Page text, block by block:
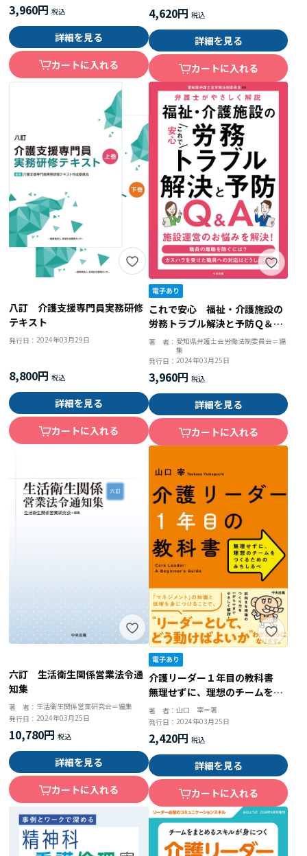
3,960円
詳細を見る
カートに入れる
4,620円
詳細を見る
カートに入れる
八訂 介護支援専門員実務研修
テキスト
発行日：2024年03月29日
8,800円
詳細を見る
カートに入れる
これで安心 福祉・介護施設の
労務トラブル解決と予防Ｑ＆
Ａ 弁護士がやさしく解説
著 者： 愛知県弁護士会労働法制委員会＝編
集
発行日： 2024年03月25日
3,960円
詳細を見る
カートに入れる
六訂 生活衛生関係営業法令通
知集
著 者： 生活衛生関係営業研究会＝編集
発行日：2024年03月25日
10,780円
詳細を見る
カートに入れる
介護リーダー１年目の教科書
無理せずに、理想のチームをつ
くるためのみちしるべ
著 者： 山口 宰＝著
発行日： 2024年03月25日
2,420円
詳細を見る
カートに入れる